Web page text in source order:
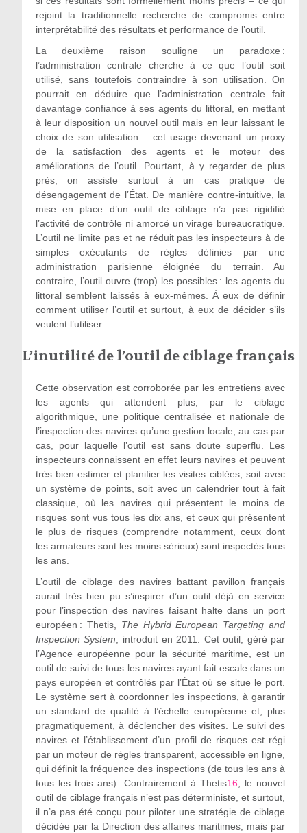
rejoint la traditionnelle recherche de compromis entre
interprétabilité des résultats et performance de l’outil.
La deuxième raison souligne un paradoxe :
l’administration centrale cherche à ce que l’outil soit
utilisé, sans toutefois contraindre à son utilisation. On
pourrait en déduire que l’administration centrale fait
davantage confiance à ses agents du littoral, en mettant
à leur disposition un nouvel outil mais en leur laissant le
choix de son utilisation… cet usage devenant un proxy
de la satisfaction des agents et le moteur des
améliorations de l’outil. Pourtant, à y regarder de plus
près, on assiste surtout à un cas pratique de
désengagement de l’État. De manière contre-intuitive, la
mise en place d’un outil de ciblage n’a pas rigidifié
l’activité de contrôle ni amorcé un virage bureaucratique.
L’outil ne limite pas et ne réduit pas les inspecteurs à de
simples exécutants de règles définies par une
administration parisienne éloignée du terrain. Au
contraire, l’outil ouvre (trop) les possibles : les agents du
littoral semblent laissés à eux-mêmes. À eux de définir
comment utiliser l’outil et surtout, à eux de décider s’ils
veulent l’utiliser.
L’inutilité de l’outil de ciblage français
Cette observation est corroborée par les entretiens avec
les agents qui attendent plus, par le ciblage
algorithmique, une politique centralisée et nationale de
l’inspection des navires qu’une gestion locale, au cas par
cas, pour laquelle l’outil est sans doute superflu. Les
inspecteurs connaissent en effet leurs navires et peuvent
très bien estimer et planifier les visites ciblées, soit avec
un système de points, soit avec un calendrier tout à fait
classique, où les navires qui présentent le moins de
risques sont vus tous les dix ans, et ceux qui présentent
le plus de risques (comprendre notamment, ceux dont
les armateurs sont les moins sérieux) sont inspectés tous
les ans.
L’outil de ciblage des navires battant pavillon français
aurait très bien pu s’inspirer d’un outil déjà en service
pour l’inspection des navires faisant halte dans un port
européen : Thetis, The Hybrid European Targeting and
Inspection System, introduit en 2011. Cet outil, géré par
l’Agence européenne pour la sécurité maritime, est un
outil de suivi de tous les navires ayant fait escale dans un
pays européen et contrôlés par l’État où se situe le port.
Le système sert à coordonner les inspections, à garantir
un standard de qualité à l’échelle européenne et, plus
pragmatiquement, à déclencher des visites. Le suivi des
navires et l’établissement d’un profil de risques est régi
par un moteur de règles transparent, accessible en ligne,
qui définit la fréquence des inspections (de tous les ans à
tous les trois ans). Contrairement à Thetis16, le nouvel
outil de ciblage français n’est pas déterministe, et surtout,
il n’a pas été conçu pour piloter une stratégie de ciblage
décidée par la Direction des affaires maritimes, mais par